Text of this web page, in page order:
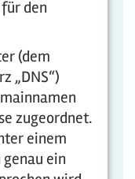
den
(dem
„DNS“)
zugeordnet.
einem
ein